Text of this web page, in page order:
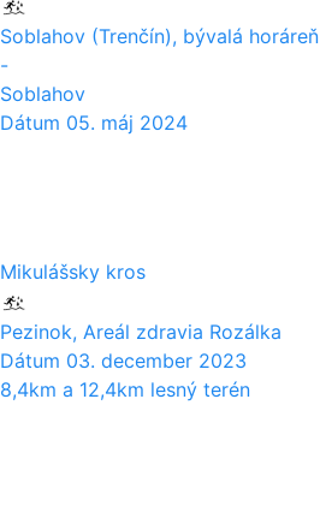
Soblahov (Trenčín), bývalá horáreň
-
Soblahov
Dátum 05. máj 2024
Mikulášsky kros
Pezinok, Areál zdravia Rozálka
Dátum 03. december 2023
8,4km a 12,4km lesný terén